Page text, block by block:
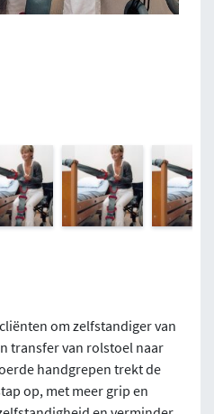
om zelfstandiger van
transfer van rolstoel naar
handgrepen trekt de
op, met meer grip en